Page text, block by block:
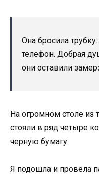
Она бросила
телефон. Добрая
они оставили
На огромном столе из
стояли в ряд четыре
черную бумагу.
Я подошла и провела